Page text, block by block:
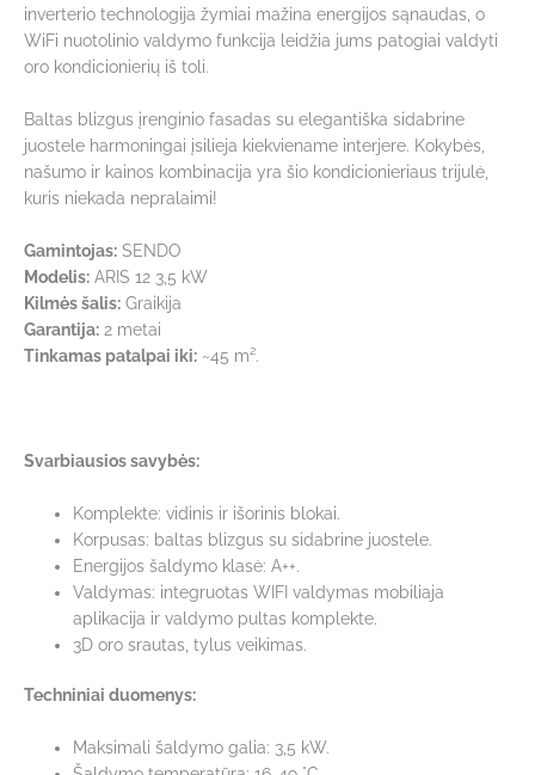
inverterio technologija žymiai mažina energijos sąnaudas, o
WiFi nuotolinio valdymo funkcija leidžia jums patogiai valdyti
oro kondicionierių iš toli.
Baltas blizgus įrenginio fasadas su elegantiška sidabrine
juostele harmoningai įsilieja kiekviename interjere. Kokybės,
našumo ir kainos kombinacija yra šio kondicionieriaus trijulė,
kuris niekada nepralaimi!
Gamintojas: SENDO
Modelis: ARIS 12 3,5 kW
Kilmės šalis: Graikija
Garantija: 2 metai
Tinkamas patalpai iki: ~45 m².
Svarbiausios savybės:
Komplekte: vidinis ir išorinis blokai.
Korpusas: baltas blizgus su sidabrine juostele.
Energijos šaldymo klasė: A++.
Valdymas: integruotas WIFI valdymas mobiliaja
aplikacija ir valdymo pultas komplekte.
3D oro srautas, tylus veikimas.
Techniniai duomenys:
Maksimali šaldymo galia: 3,5 kW.